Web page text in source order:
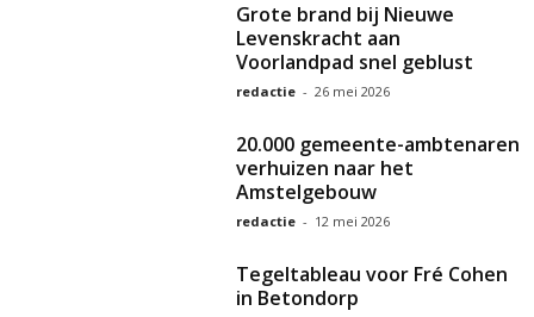
Grote brand bij Nieuwe
Levenskracht aan
Voorlandpad snel geblust
redactie - 26 mei 2026
20.000 gemeente-ambtenaren
verhuizen naar het
Amstelgebouw
redactie - 12 mei 2026
Tegeltableau voor Fré Cohen
in Betondorp